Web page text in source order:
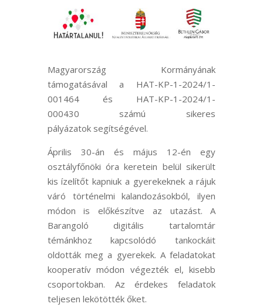
Magyarország Kormányának
támogatásával a HAT-KP-1-2024/1-
001464 és HAT-KP-1-2024/1-
000430 számú sikeres
pályázatoksegítségével.
Április 30-án és május 12-én egy
osztályfőnöki óra keretein belül sikerült
kis ízelítőt kapniuk a gyerekeknek a rájuk
váró történelmi kalandozásokból, ilyen
módon is előkészítve az utazást. A
Barangoló digitális tartalomtár
témánkhoz kapcsolódó tankockáit
oldották meg a gyerekek. A feladatokat
kooperatív módon végezték el, kisebb
csoportokban. Az érdekes feladatok
teljesen lekötötték őket.